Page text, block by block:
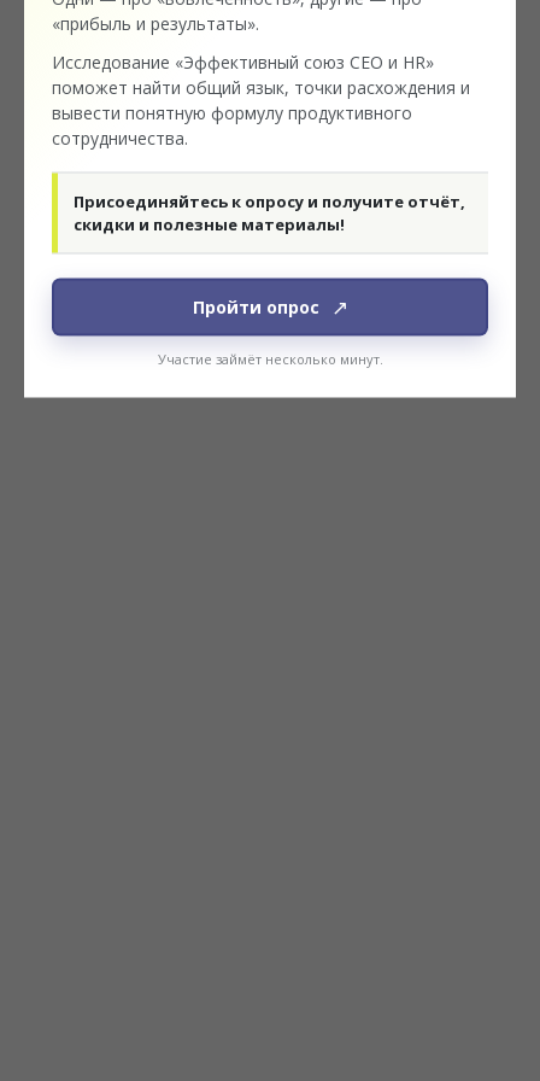
Самокат, 4 Лапы, Магнит, Северсталь, NORDGOLD и
Узнать подробнее: https://clck.ru/3SuqRd
Если хотите экспериментировать, тестировать и
2026-05-26 22:46 #КОНФЕРЕНЦИИ И ФОРУМЫ
«прибыль и результаты».
Исследование «Эффективный союз CEO и HR»
поможет найти общий язык, точки расхождения и
вывести понятную формулу продуктивного
сотрудничества.
Присоединяйтесь к опросу и получите отчёт,
скидки и полезные материалы!
Пройти опрос
Участие займёт несколько минут.